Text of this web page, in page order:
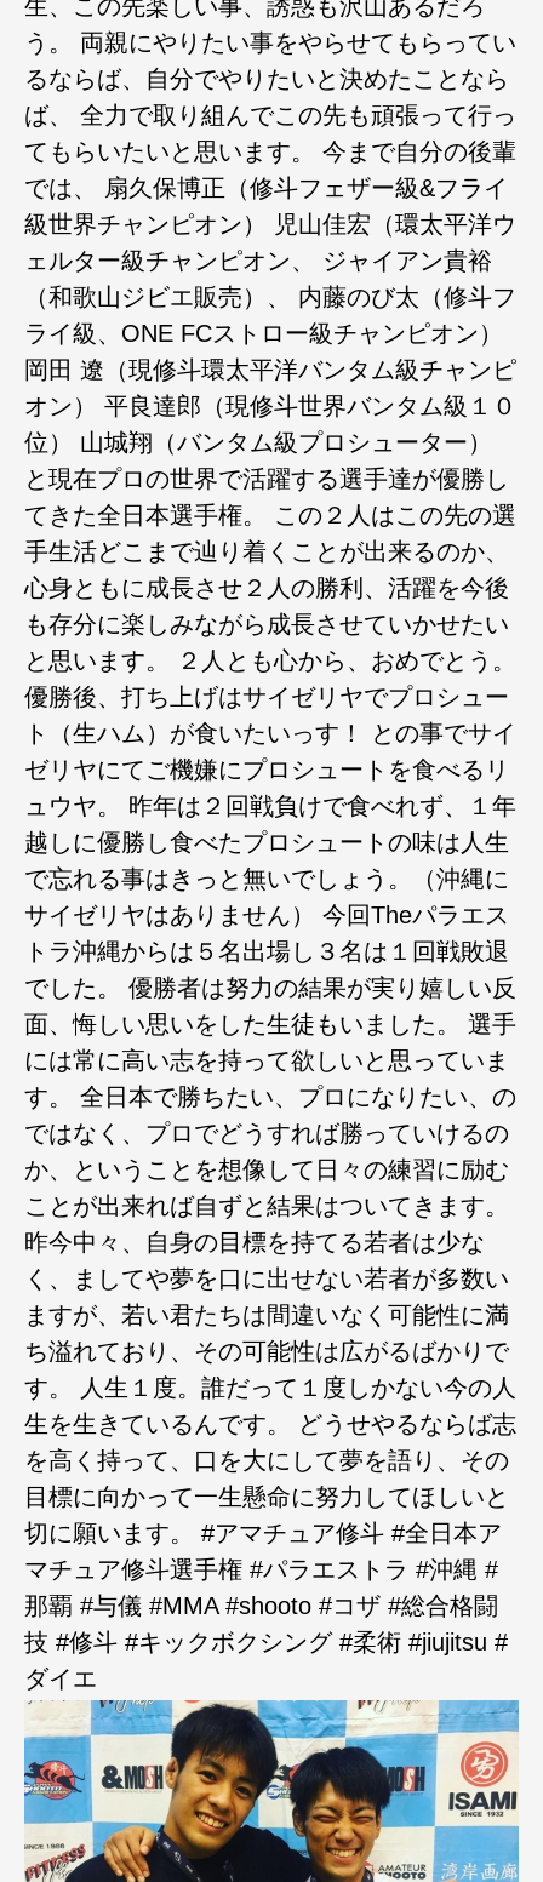
生、この先楽しい事、誘惑も沢山あるだろ
う。 両親にやりたい事をやらせてもらってい
るならば、自分でやりたいと決めたことなら
ば、 全力で取り組んでこの先も頑張って行っ
てもらいたいと思います。 今まで自分の後輩
では、 扇久保博正（修斗フェザー級&フライ
級世界チャンピオン） 児山佳宏（環太平洋ウ
ェルター級チャンピオン、 ジャイアン貴裕
（和歌山ジビエ販売）、 内藤のび太（修斗フ
ライ級、ONE FCストロー級チャンピオン）
岡田 遼（現修斗環太平洋バンタム級チャンピ
オン） 平良達郎（現修斗世界バンタム級１０
位） 山城翔（バンタム級プロシューター）
と現在プロの世界で活躍する選手達が優勝し
てきた全日本選手権。 この２人はこの先の選
手生活どこまで辿り着くことが出来るのか、
心身ともに成長させ２人の勝利、活躍を今後
も存分に楽しみながら成長させていかせたい
と思います。 ２人とも心から、おめでとう。
優勝後、打ち上げはサイゼリヤでプロシュー
ト（生ハム）が食いたいっす！ との事でサイ
ゼリヤにてご機嫌にプロシュートを食べるリ
ュウヤ。 昨年は２回戦負けで食べれず、１年
越しに優勝し食べたプロシュートの味は人生
で忘れる事はきっと無いでしょう。（沖縄に
サイゼリヤはありません） 今回Theパラエス
トラ沖縄からは５名出場し３名は１回戦敗退
でした。 優勝者は努力の結果が実り嬉しい反
面、悔しい思いをした生徒もいました。 選手
には常に高い志を持って欲しいと思っていま
す。 全日本で勝ちたい、プロになりたい、の
ではなく、プロでどうすれば勝っていけるの
か、ということを想像して日々の練習に励む
ことが出来れば自ずと結果はついてきます。
昨今中々、自身の目標を持てる若者は少な
く、ましてや夢を口に出せない若者が多数い
ますが、若い君たちは間違いなく可能性に満
ち溢れており、その可能性は広がるばかりで
す。 人生１度。誰だって１度しかない今の人
生を生きているんです。 どうせやるならば志
を高く持って、口を大にして夢を語り、その
目標に向かって一生懸命に努力してほしいと
切に願います。 #アマチュア修斗 #全日本ア
マチュア修斗選手権 #パラエストラ #沖縄 #
那覇 #与儀 #MMA #shooto #コザ #総合格闘
技 #修斗 #キックボクシング #柔術 #jiujitsu #
ダイエ